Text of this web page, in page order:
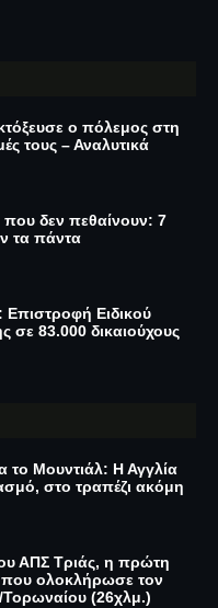
ο πόλεμος στη
τους – Αναλυτικά
που δεν πεθαίνουν: 7
τα πάντα
Επιστροφή Ειδικού
83.000 δικαιούχους
το Μουντιάλ: Η Αγγλία
στο τραπέζι ακόμη
ΑΠΣ Τριάς, η πρώτη
που ολοκλήρωσε τον
(26χλμ.)